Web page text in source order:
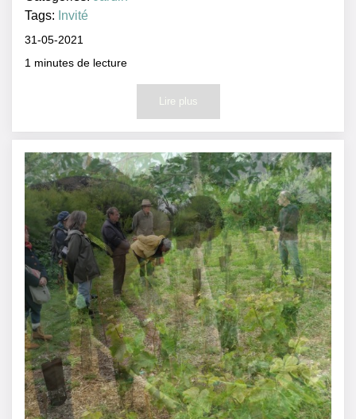
Tags: Invité
31-05-2021
1 minutes de lecture
Lire plus